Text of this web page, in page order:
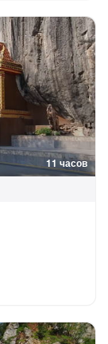
11 часов